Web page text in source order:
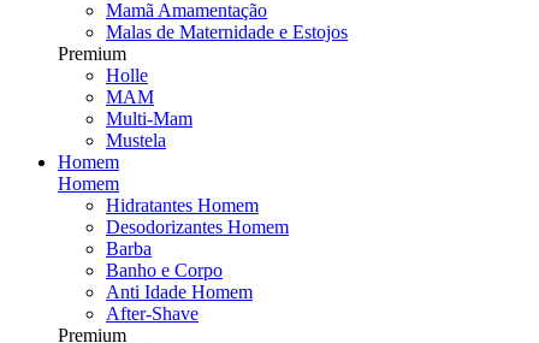
Mamã Amamentação
Malas de Maternidade e Estojos
Premium
Holle
MAM
Multi-Mam
Mustela
Homem
Homem
Hidratantes Homem
Desodorizantes Homem
Barba
Banho e Corpo
Anti Idade Homem
After-Shave
Premium